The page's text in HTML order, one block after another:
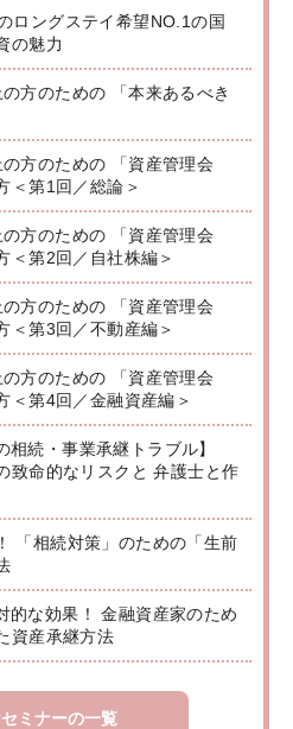
ロングステイ希望NO.1の国
の魅力
方のための 「本来あるべき
方のための 「資産管理会
＜第1回／総論＞
方のための 「資産管理会
＜第2回／自社株編＞
方のための 「資産管理会
＜第3回／不動産編＞
方のための 「資産管理会
＜第4回／金融資産編＞
続・事業承継トラブル】
致命的なリスクと 弁護士と作
「相続対策」のための「生前
的な効果！ 金融資産家のため
資産承継方法
ミナーの一覧